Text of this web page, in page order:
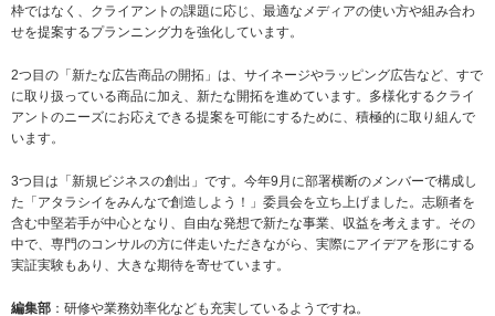
枠ではなく、クライアントの課題に応じ、最適なメディアの使い方や組み合わ
せを提案するプランニング力を強化しています。
2つ目の「新たな広告商品の開拓」は、サイネージやラッピング広告など、すで
に取り扱っている商品に加え、新たな開拓を進めています。多様化するクライ
アントのニーズにお応えできる提案を可能にするために、積極的に取り組んで
います。
3つ目は「新規ビジネスの創出」です。今年9月に部署横断のメンバーで構成し
た「アタラシイをみんなで創造しよう！」委員会を立ち上げました。志願者を
含む中堅若手が中心となり、自由な発想で新たな事業、収益を考えます。その
中で、専門のコンサルの方に伴走いただきながら、実際にアイデアを形にする
実証実験もあり、大きな期待を寄せています。
編集部 ：研修や業務効率化なども充実しているようですね。